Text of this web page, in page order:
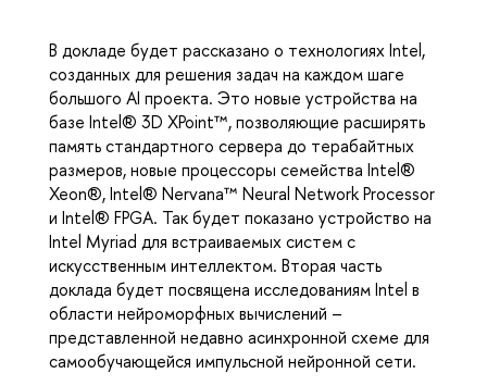
В докладе будет рассказано о технологиях Intel,
созданных для решения задач на каждом шаге
большого AI проекта. Это новые устройства на
базе Intel® 3D XPoint™, позволяющие расширять
память стандартного сервера до терабайтных
размеров, новые процессоры семейства Intel®
Xeon®, Intel® Nervana™ Neural Network Processor
и Intel® FPGA. Так будет показано устройство на
Intel Myriad для встраиваемых систем с
искусственным интеллектом. Вторая часть
доклада будет посвящена исследованиям Intel в
области нейроморфных вычислений –
представленной недавно асинхронной схеме для
самообучающейся импульсной нейронной сети.